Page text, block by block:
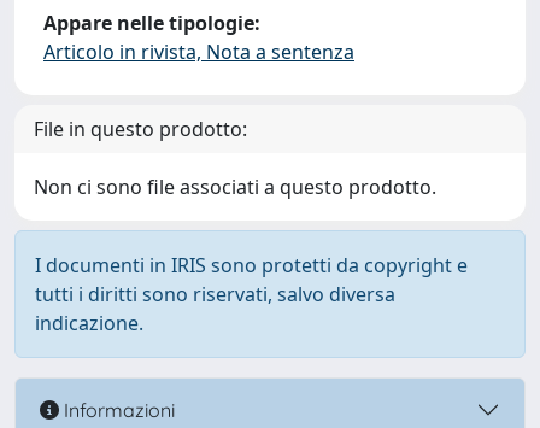
Appare nelle tipologie:
Articolo in rivista, Nota a sentenza
File in questo prodotto:
Non ci sono file associati a questo prodotto.
I documenti in IRIS sono protetti da copyright e
tutti i diritti sono riservati, salvo diversa
indicazione.
Informazioni